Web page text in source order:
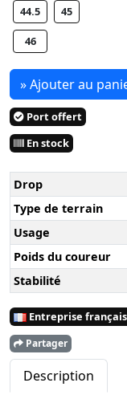
44.5 45
46
» Ajouter au
Port offert
En stock
Drop
Type de terrain
Usage
Poids du coureur
Stabilité
Entreprise
Partager
Description